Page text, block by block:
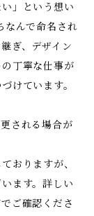
」という想い
なんで命名され
ぎ、デザイン
丁寧な仕事が
けています。
される場合が
おりますが、
ます。詳しい
ご確認くださ